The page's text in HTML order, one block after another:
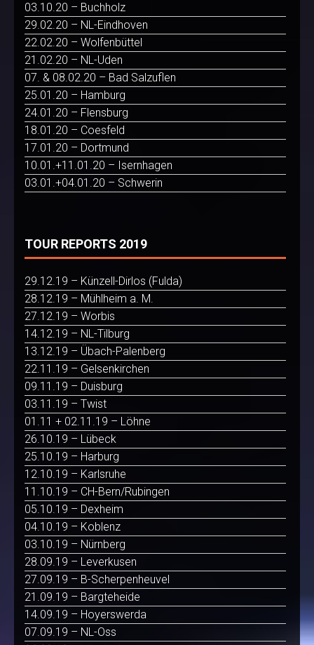
03.10.20 – Buchholz
29.02.20 – NL-Eindhoven
22.02.20 – Wolfenbüttel
21.02.20 – NL-Uden
07. & 08.02.20 – Bad Salzuflen
25.01.20 – Hamburg
24.01.20 – Flensburg
18.01.20 – Coesfeld
17.01.20 – Dortmund
10.01.+11.01.20 – Isernhagen
03.01.+04.01.20 – Schwerin
TOUR REPORTS 2019
29.12.19 – Künzell-Dirlos (Fulda)
28.12.19 – Mühlheim a. M.
27.12.19 – Worbis
14.12.19 – NL-Tilburg
13.12.19 – Übach-Palenberg
22.11.19 – Gelsenkirchen
09.11.19 – Duisburg
03.11.19 – Twist
01.11 + 02.11.19 – Löhne
26.10.19 – Lübeck
25.10.19 – Harburg
12.10.19 – Karlsruhe
11.10.19 – CH-Bern/Rubingen
05.10.19 – Dexheim
04.10.19 – Koblenz
03.10.19 – Nürnberg
28.09.19 – Leverkusen
27.09.19 – B-Scherpenheuvel
21.09.19 – Bargteheide
14.09.19 – Hoyerswerda
07.09.19 – NL-Oss